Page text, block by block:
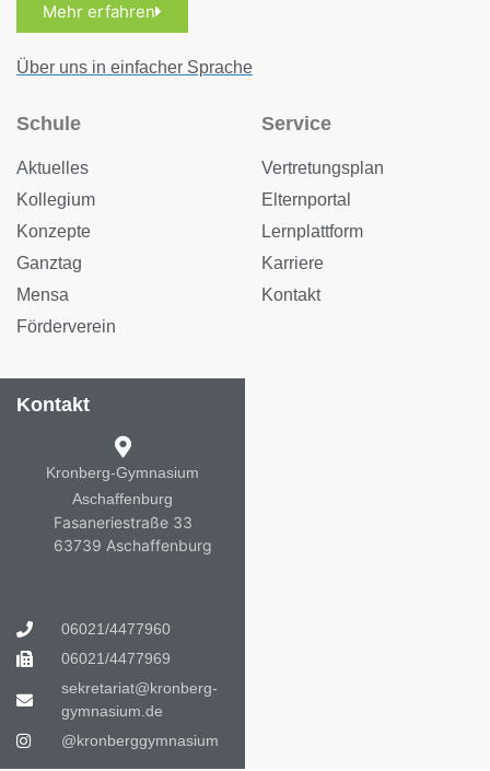
Mehr erfahren
Über uns in einfacher Sprache
Schule
Aktuelles
Kollegium
Konzepte
Ganztag
Mensa
Förderverein
Service
Vertretungsplan
Elternportal
Lernplattform
Karriere
Kontakt
Kontakt
Kronberg-Gymnasium
Aschaffenburg
Fasaneriestraße 33
63739 Aschaffenburg
06021/4477960
06021/4477969
sekretariat@kronberg-
gymnasium.de
@kronberggymnasium